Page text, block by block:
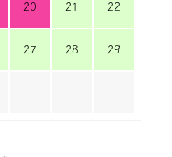
20 21 22
27 28 29